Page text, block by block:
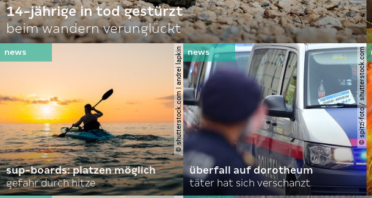
14-jährige in tod gestürzt
beim wandern verunglückt
© shutterstock.com | andrei lapkin
sup-boards: platzen möglich
gefahr durch hitze
© spitzi-foto / shutterstock.com
überfall auf dorotheum
täter hat sich verschanzt